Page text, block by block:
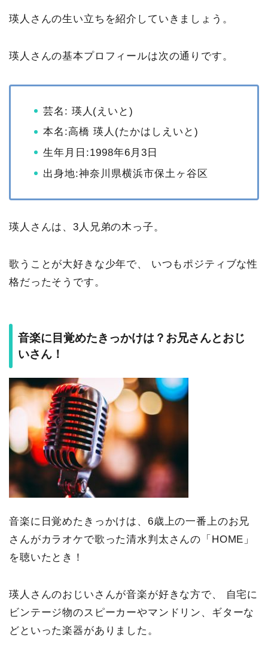
瑛人さんの生い立ちを紹介していきましょう。
瑛人さんの基本プロフィールは次の通りです。
芸名 : 瑛人(えいと)
本名:高橋 瑛人(たかはしえいと)
生年月日:1998年6月3日
出身地:神奈川県横浜市保土ヶ谷区
瑛人さんは、3人兄弟の木っ子。
歌うことが大好きな少年で、 いつもポジティブな性
格だったそうです。
音楽に目覚めたきっかけは？お兄さんとおじ
いさん！
音楽に日覚めたきっかけは、6歳上の一番上のお兄
さんがカラオケで歌った清水判太さんの「HOME」
を聴いたとき！
瑛人さんのおじいさんが音楽が好きな方で、 自宅に
ビンテージ物のスピーカーやマンドリン、ギターな
どといった楽器がありました。